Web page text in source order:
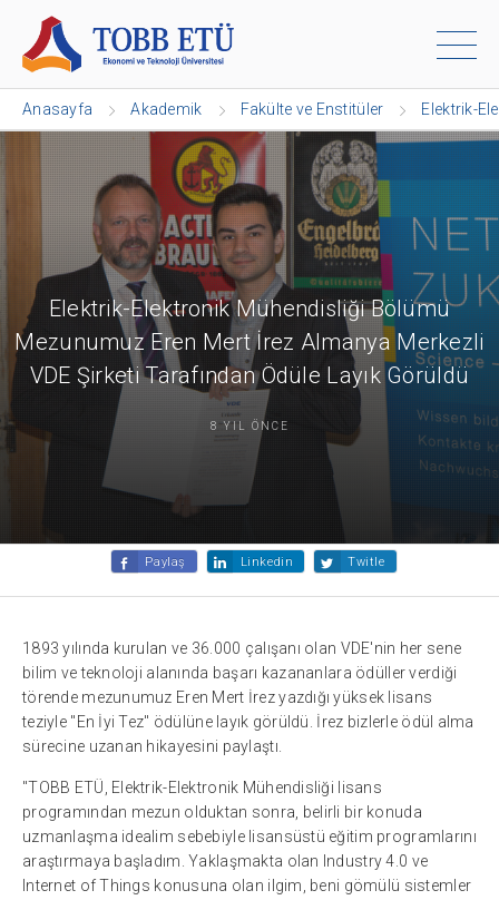
Anasayfa Akademik Fakülte ve Enstitüler Elektrik-
Elektrik-Elektronik Mühendisliği Bölümü
Mezunumuz Eren Mert İrez Almanya Merkezli
VDE Şirketi Tarafından Ödüle Layık Görüldü
8 YIL ÖNCE
Paylaş Linkedin Twitle
1893 yılında kurulan ve 36.000 çalışanı olan VDE'nin her sene
bilim ve teknoloji alanında başarı kazananlara ödüller verdiği
törende mezunumuz Eren Mert İrez yazdığı yüksek lisans
teziyle "En İyi Tez" ödülüne layık görüldü. İrez bizlerle ödül alma
sürecine uzanan hikayesini paylaştı.
"TOBB ETÜ, Elektrik-Elektronik Mühendisliği lisans
programından mezun olduktan sonra, belirli bir konuda
uzmanlaşma idealim sebebiyle lisansüstü eğitim programlarını
araştırmaya başladım. Yaklaşmakta olan Industry 4.0 ve
Internet of Things konusuna olan ilgim, beni gömülü sistemler